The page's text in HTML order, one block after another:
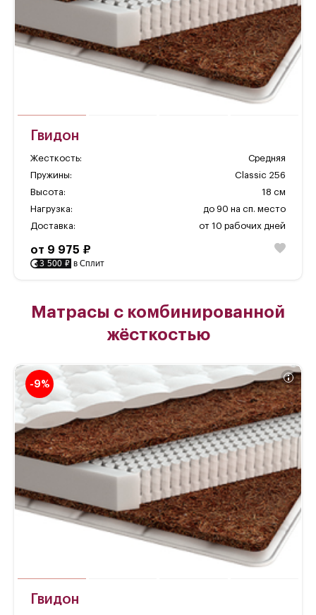
Гвидон
Жесткость:
Средняя
Пружины:
Classic 256
Высота:
18 см
Нагрузка:
до 90 на сп. место
Доставка:
от 10 рабочих дней
от 9 975 ₽
3 500 ₽ в Сплит
Матрасы с комбинированной
жёсткостью
-9%
Гвидон